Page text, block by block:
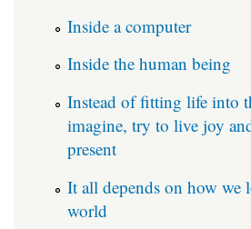
Inside a computer
Inside the human being
Instead of fitting life into
imagine, try to live joy
present
It all depends on how we
world